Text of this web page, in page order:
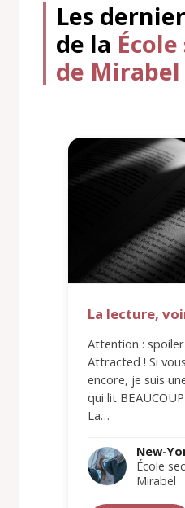
Les
de la
de Mirabel
La lecture,
Attention :
Attracted ! Si
encore, je suis
qui lit
La…
New-
École
Mirabel